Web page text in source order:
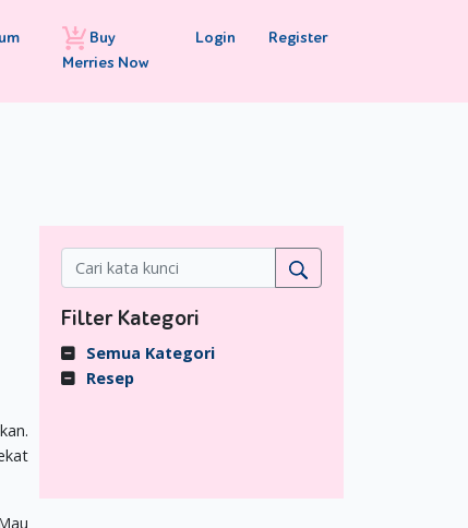
Buy
Merries Now
Login Register
Filter Kategori
Semua Kategori
Resep